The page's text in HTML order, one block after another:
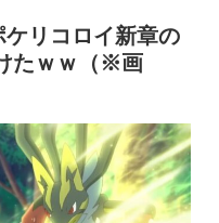
リコロイ新章の
たｗｗ（※画